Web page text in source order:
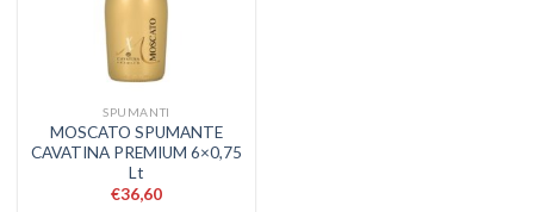
SPUMANTI
MOSCATO SPUMANTE
CAVATINA PREMIUM 6×0,75
Lt
€36,60